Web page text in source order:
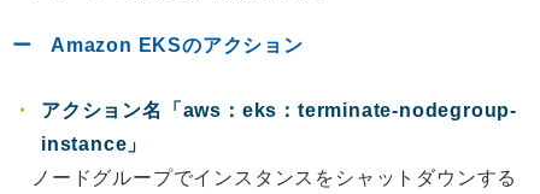
Amazon EKSのアクション
アクション名「aws：eks：terminate-nodegroup-
instance」
ノードグループでインスタンスをシャットダウンする